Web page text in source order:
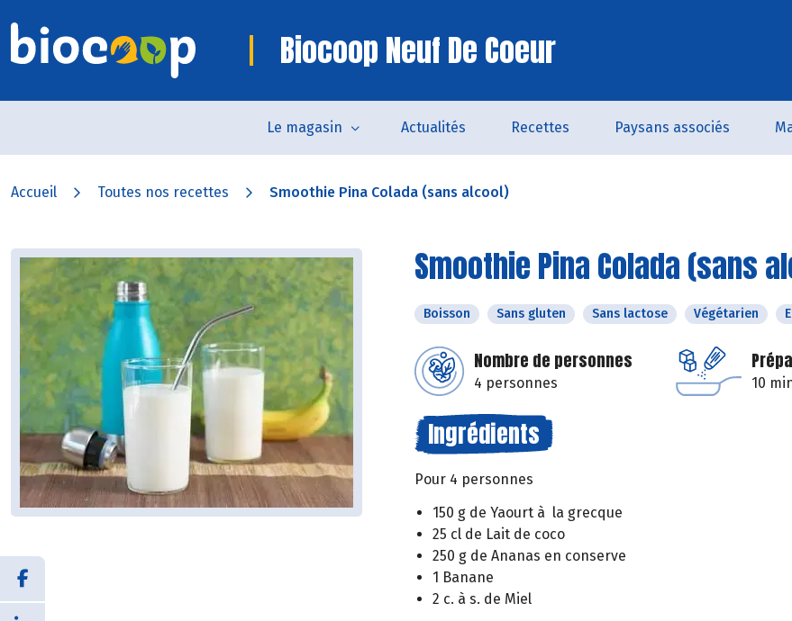
Biocoop Neuf De Coeur
Le magasin Actualités Recettes Paysans associés
Accueil Toutes nos recettes Smoothie Pina Colada (sans alcool)
Smoothie Pina Colada (sans
Boisson Sans gluten Sans lactose Végétarien
Nombre de personnes
4 personnes 10
Ingrédients
Pour 4 personnes
150 g de Yaourt à la grecque
25 cl de Lait de coco
250 g de Ananas en conserve
1 Banane
2 c. à s. de Miel